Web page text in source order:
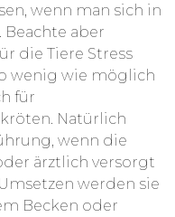
wenn man sich in
aber
die Tiere Stress
wenig wie möglich
für
Natürlich
wenn die
ärztlich versorgt
werden sie
Becken oder